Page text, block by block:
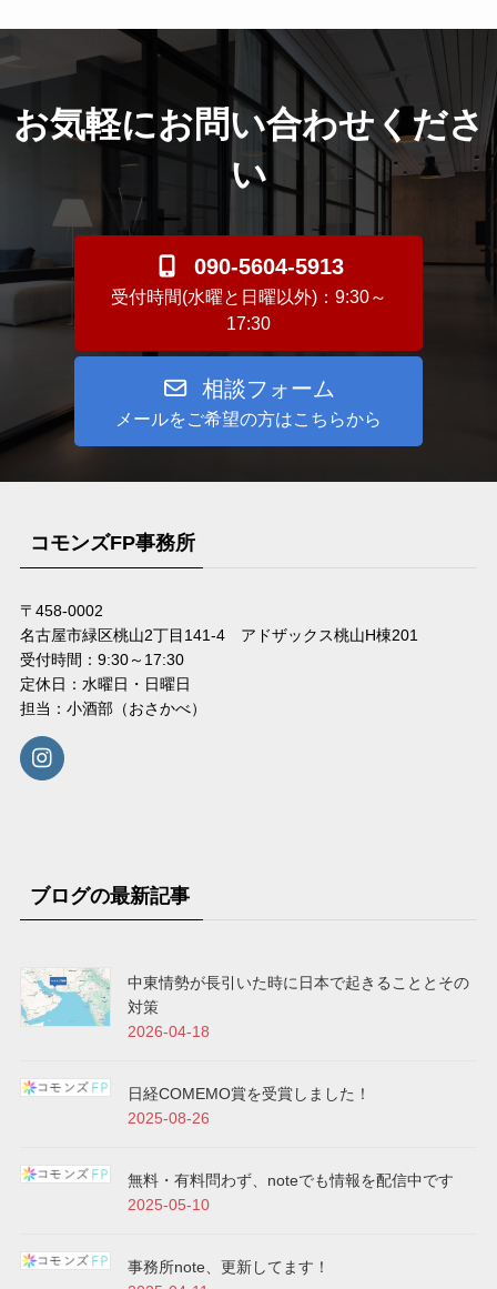
お気軽にお問い合わせくださ
い
090-5604-5913
受付時間(水曜と日曜以外)：9:30～
17:30
相談フォーム
メールをご希望の方はこちらから
コモンズFP事務所
〒458-0002
名古屋市緑区桃山2丁目141-4 アドザックス桃山H棟201
受付時間：9:30～17:30
定休日：水曜日・日曜日
担当：小酒部（おさかべ）
ブログの最新記事
中東情勢が長引いた時に日本で起きることとその
対策
2026-04-18
日経COMEMO賞を受賞しました！
2025-08-26
無料・有料問わず、noteでも情報を配信中です
2025-05-10
事務所note、更新してます！